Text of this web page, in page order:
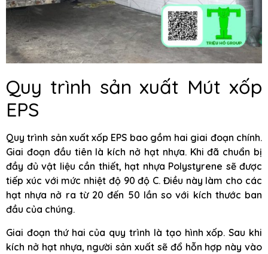
Quy trình sản xuất Mút xốp
EPS
Quy trình sản xuất xốp EPS bao gồm hai giai đoạn chính.
Giai đoạn đầu tiên là kích nở hạt nhựa. Khi đã chuẩn bị
đầy đủ vật liệu cần thiết, hạt nhựa Polystyrene sẽ được
tiếp xúc với mức nhiệt độ 90 độ C. Điều này làm cho các
hạt nhựa nở ra từ 20 đến 50 lần so với kích thước ban
đầu của chúng.
Giai đoạn thứ hai của quy trình là tạo hình xốp. Sau khi
kích nở hạt nhựa, người sản xuất sẽ đổ hỗn hợp này vào